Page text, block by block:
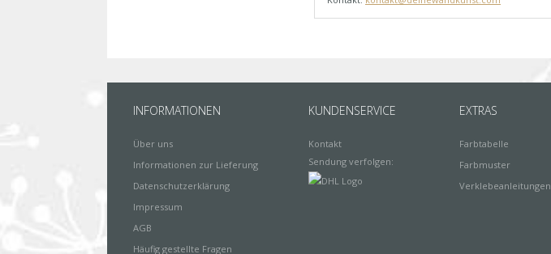
INFORMATIONEN
Über uns
Informationen zur Lieferung
Datenschutzerklärung
Impressum
AGB
Häufig gestellte Fragen
KUNDENSERVICE
Kontakt
Sendung verfolgen:
EXTRAS
Farbtabelle
Farbmuster
Verklebeanleitungen